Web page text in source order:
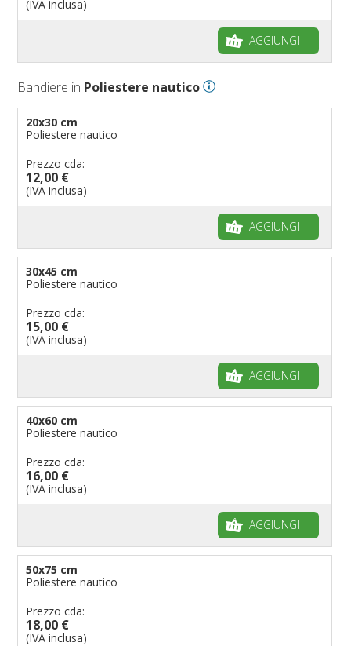
Bandiere per eventi religiosi
Bandiere per ambasciate
Bandiere per riserve naturali e parchi
Bandiere per musicisti
pennoni per bandiere
(IVA inclusa)
AGGIUNGI
Bandiere in Poliestere nautico
20x30 cm
Poliestere nautico
Prezzo cda:
12,00 €
(IVA inclusa)
AGGIUNGI
30x45 cm
Poliestere nautico
Prezzo cda:
15,00 €
(IVA inclusa)
AGGIUNGI
40x60 cm
Poliestere nautico
Prezzo cda:
16,00 €
(IVA inclusa)
AGGIUNGI
50x75 cm
Poliestere nautico
Prezzo cda:
18,00 €
(IVA inclusa)